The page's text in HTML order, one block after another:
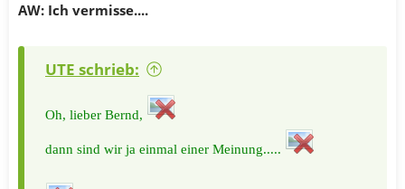
AW: Ich vermisse....
UTE schrieb:
Oh, lieber Bernd,
dann sind wir ja einmal einer Meinung.....